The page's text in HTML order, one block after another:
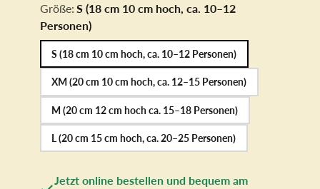
Größe: S (18 cm 10 cm hoch, ca. 10–12
Personen)
S (18 cm 10 cm hoch, ca. 10–12 Personen)
XM (20 cm 10 cm hoch, ca. 12–15 Personen)
M (20 cm 12 cm hoch ca. 15–18 Personen)
L (20 cm 15 cm hoch, ca. 20–25 Personen)
Jetzt online bestellen und bequem am